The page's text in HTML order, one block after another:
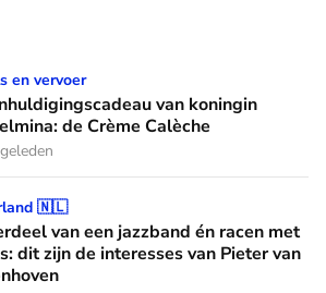
van koningin Wilhelmina: de
en vervoer
van koningin
de Crème Calèche
jazzband én racen met auto's: dit zijn
🇳🇱
van een jazzband én racen met
dit zijn de interesses van Pieter van